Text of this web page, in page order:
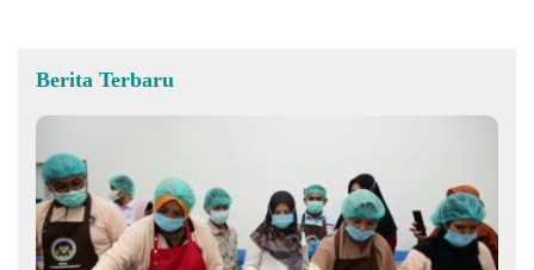
Berita Terbaru